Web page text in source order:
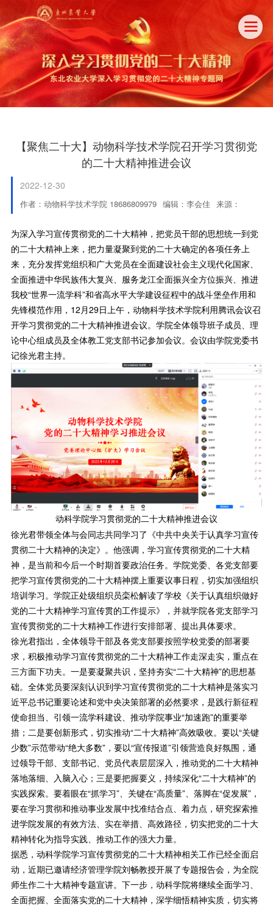

【聚焦二十大】动物科学技术学院召开学习贯彻党
的二十大精神推进会议
2022-12-30
作者：动物科学技术学院 18686809979 编辑：李会佳 来源：
为深入学习宣传贯彻党的二十大精神，把党员干部的思想统一到党
的二十大精神上来，把力量凝聚到党的二十大确定的各项任务上
来，充分发挥党组织和广大党员在全面建设社会主义现代化国家、
全面推进中华民族伟大复兴、服务龙江全面振兴全方位振兴、推进
我校“世界一流学科”和省高水平大学建设征程中的战斗堡垒作用和
先锋模范作用，12月29日上午，动物科学技术学院利用腾讯会议召
开学习贯彻党的二十大精神推进会议。学院全体领导班子成员、理
论中心组成员及全体教工党支部书记参加会议。会议由学院党委书
记徐光君主持。
动科学院学习贯彻党的二十大精神推进会议
徐光君带领全体与会同志共同学习了《中共中央关于认真学习宣传
贯彻二十大精神的决定》。他强调，学习宣传贯彻党的二十大精
神，是当前和今后一个时期首要政治任务。学院党委、各党支部要
把学习宣传贯彻党的二十大精神摆上重要议事日程，切实加强组织
培训学习。学院正处级组织员栾松解读了学校《关于认真组织做好
党的二十大精神学习宣传贯的工作提示》，并就学院各党支部学习
宣传贯彻党的二十大精神工作进行安排部署、提出具体要求。
徐光君指出，全体领导干部及各党支部要按照学校党委的部署要
求，积极推动学习宣传贯彻党的二十大精神工作走深走实，重点在
三方面下功夫。一是要凝聚共识，坚持夯实“二十大精神”的思想基
础。全体党员要深刻认识到学习宣传贯彻党的二十大精神是落实习
近平总书记重要论述和党中央决策部署的必然要求，是践行新征程
使命担当、引领一流学科建设、推动学院事业“加速跑”的重要举
措；二是要创新形式，切实推动“二十大精神”高效吸收。要以“关键
少数”示范带动“绝大多数”，要以“宣传报道”引领营造良好氛围，通
过领导干部、支部书记、党员代表层层深入，推动党的二十大精神
落地落细、入脑入心；三是要把握要义，持续深化“二十大精神”的
实践探索。要着眼在“抓学习”、关键在“高质量”、落脚在“促发展”，
要在学习贯彻和推动事业发展中找准结合点、着力点，研究探索推
进学院发展的有效方法、实在举措、高效路径，切实把党的二十大
精神转化为指导实践、推动工作的强大力量。
据悉，动科学院学习宣传贯彻党的二十大精神相关工作已经全面启
动，近期已邀请经济管理学院刘畅教授开展了专题报告会，为全院
师生作二十大精神专题宣讲。下一步，动科学院将继续全面学习、
全面把握、全面落实党的二十大精神，深学细悟精神实质，切实将